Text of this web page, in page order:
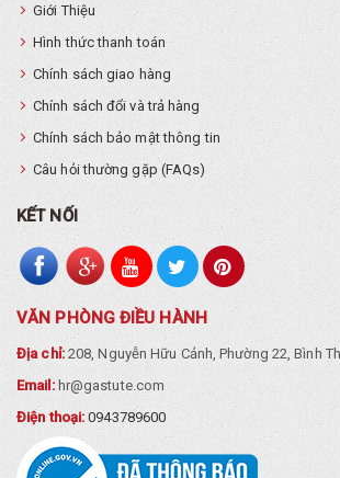
Giới Thiệu
Hình thức thanh toán
Chính sách giao hàng
Chính sách đổi và trả hàng
Chính sách bảo mật thông tin
Câu hỏi thường gặp (FAQs)
KẾT NỐI
VĂN PHÒNG ĐIỀU HÀNH
Địa chỉ:208, Nguyễn Hữu Cảnh, Phường 22, Bình
Email: hr@gastute.com
Điện thoại:0943789600